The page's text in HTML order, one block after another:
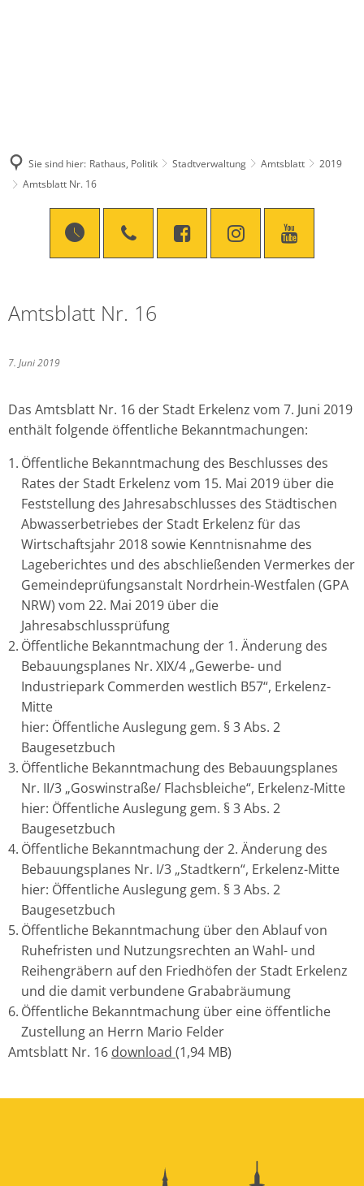
Sie sind hier: Rathaus, Politik Stadtverwaltung Amtsblatt
2019
Amtsblatt Nr. 16
Amtsblatt Nr. 16
7. Juni 2019
Das Amtsblatt Nr. 16 der Stadt Erkelenz vom 7. Juni 2019
enthält folgende öffentliche Bekanntmachungen:
Öffentliche Bekanntmachung des Beschlusses des
Rates der Stadt Erkelenz vom 15. Mai 2019 über die
Feststellung des Jahresabschlusses des Städtischen
Abwasserbetriebes der Stadt Erkelenz für das
Wirtschaftsjahr 2018 sowie Kenntnisnahme des
Lageberichtes und des abschließenden Vermerkes der
Gemeindeprüfungsanstalt Nordrhein-Westfalen (GPA
NRW) vom 22. Mai 2019 über die
Jahresabschlussprüfung
Öffentliche Bekanntmachung der 1. Änderung des
Bebauungsplanes Nr. XIX/4 „Gewerbe- und
Industriepark Commerden westlich B57“, Erkelenz-
Mitte
hier: Öffentliche Auslegung gem. § 3 Abs. 2
Baugesetzbuch
Öffentliche Bekanntmachung des Bebauungsplanes
Nr. II/3 „Goswinstraße/ Flachsbleiche“, Erkelenz-Mitte
hier: Öffentliche Auslegung gem. § 3 Abs. 2
Baugesetzbuch
Öffentliche Bekanntmachung der 2. Änderung des
Bebauungsplanes Nr. I/3 „Stadtkern“, Erkelenz-Mitte
hier: Öffentliche Auslegung gem. § 3 Abs. 2
Baugesetzbuch
Öffentliche Bekanntmachung über den Ablauf von
Ruhefristen und Nutzungsrechten an Wahl- und
Reihengräbern auf den Friedhöfen der Stadt Erkelenz
und die damit verbundene Grababräumung
Öffentliche Bekanntmachung über eine öffentliche
Zustellung an Herrn Mario Felder
Amtsblatt Nr. 16 download (1,94 MB)